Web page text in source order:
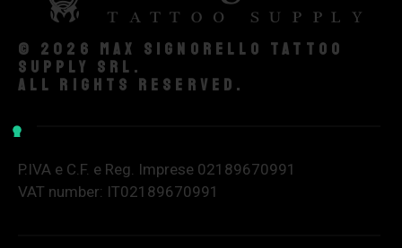
© 2026 Max Signorello Tattoo
supply srl.
All rights reserved.
P.IVA e C.F. e Reg. Imprese 02189670991
VAT number: IT02189670991